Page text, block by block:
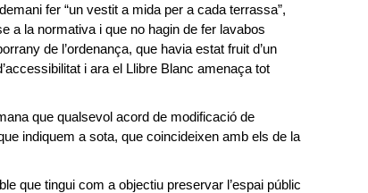
fer “un vestit a mida per a cada terrassa”,
a la normativa i que no hagin de fer lavabos
de l’ordenança, que havia estat fruit d’un
i ara el Llibre Blanc amenaça tot
que qualsevol acord de modificació de
indiquem a sota, que coincideixen amb els de la
que tingui com a objectiu preservar l’espai públic